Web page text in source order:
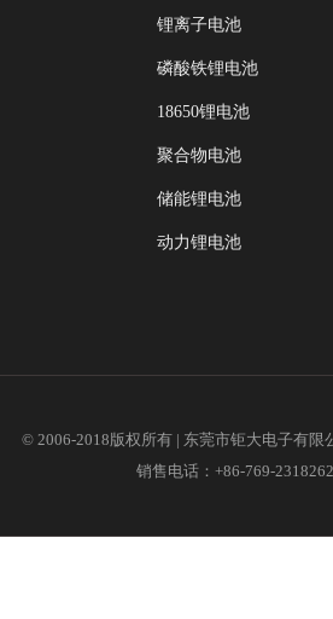
锂离子电池
磷酸铁锂电池
18650锂电池
聚合物电池
储能锂电池
动力锂电池
© 2006-2018版权所有 | 东莞市钜大电子有
销售电话：+86-769-